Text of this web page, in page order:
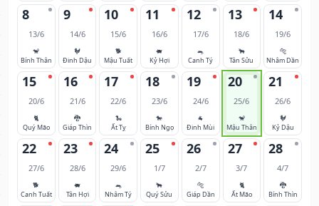
8
13/6
🐒
Bính Thân
9
14/6
🐓
Đinh Dậu
10
15/6
🐕
Mậu Tuất
11
16/6
🐖
Kỷ Hợi
12
17/6
🐀
Canh Tý
13
18/6
🐂
Tân Sửu
14
19/6
🐅
Nhâm Dần
15
20/6
🐈
Quý Mão
16
21/6
🐉
Giáp Thìn
17
22/6
🐍
Ất Tỵ
18
23/6
🐎
Bính Ngọ
19
24/6
🐐
Đinh Mùi
20
25/6
🐒
Mậu Thân
21
26/6
🐓
Kỷ Dậu
22
27/6
🐕
Canh Tuất
23
28/6
🐖
Tân Hợi
24
29/6
🐀
Nhâm Tý
25
1/7
🐂
Quý Sửu
26
2/7
🐅
Giáp Dần
27
3/7
🐈
Ất Mão
28
4/7
🐉
Bính Thìn